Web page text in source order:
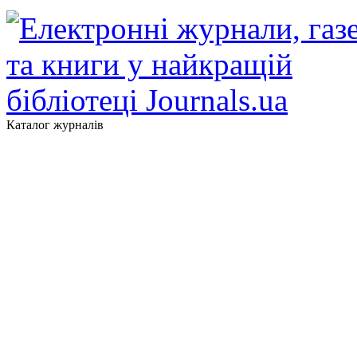
Каталог журналів